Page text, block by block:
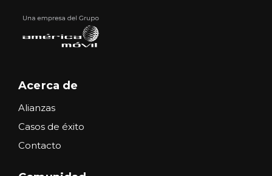
Acerca de
Alianzas
Casos de éxito
Contacto